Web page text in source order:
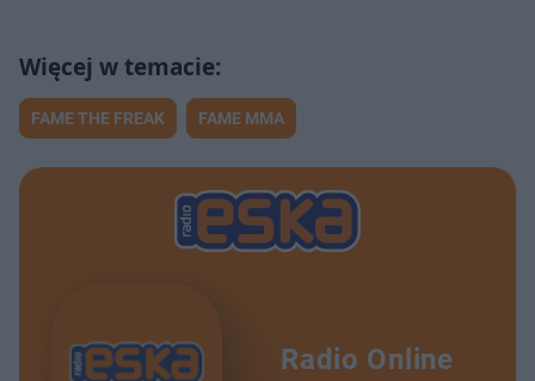
FAME THE FREAK FAME MMA
Radio Online